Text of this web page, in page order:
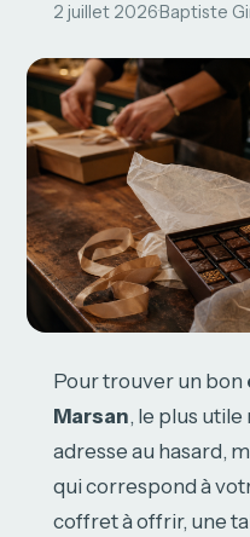
2 juillet 2026·Baptiste
Pour trouver un bon
Marsan, le plus utile
adresse au hasard,
qui correspond à
coffret à offrir, une